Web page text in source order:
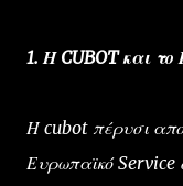
1. Η CUBOT και
Η cubot πέρυσι
Ευρωπαϊκό